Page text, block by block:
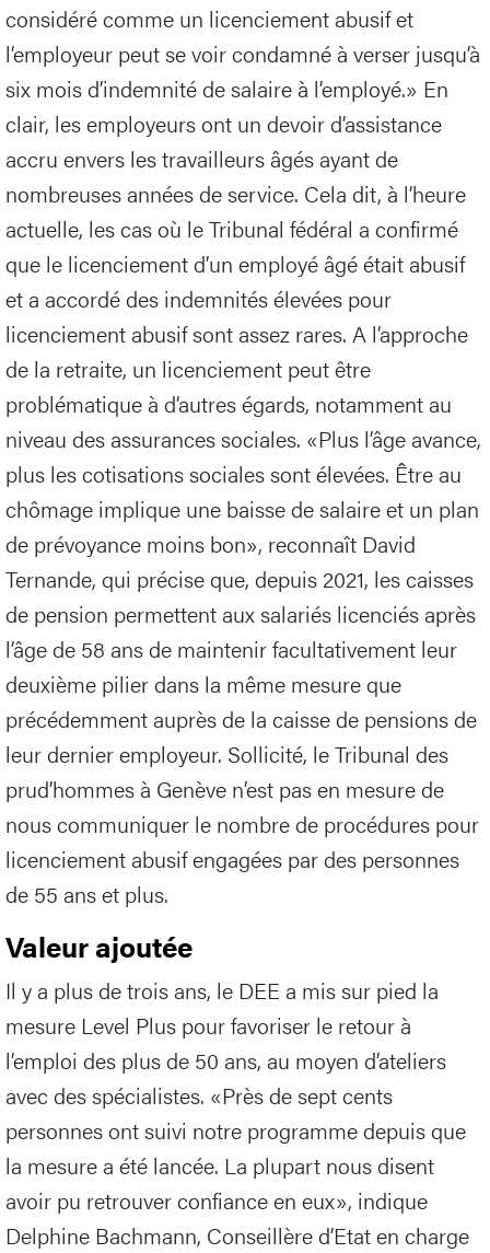
considéré comme un licenciement abusif et
l’employeur peut se voir condamné à verser jusqu’à
six mois d’indemnité de salaire à l’employé.» En
clair, les employeurs ont un devoir d’assistance
accru envers les travailleurs âgés ayant de
nombreuses années de service. Cela dit, à l’heure
actuelle, les cas où le Tribunal fédéral a confirmé
que le licenciement d’un employé âgé était abusif
et a accordé des indemnités élevées pour
licenciement abusif sont assez rares. A l’approche
de la retraite, un licenciement peut être
problématique à d’autres égards, notamment au
niveau des assurances sociales. «Plus l’âge avance,
plus les cotisations sociales sont élevées. Être au
chômage implique une baisse de salaire et un plan
de prévoyance moins bon», reconnaît David
Ternande, qui précise que, depuis 2021, les caisses
de pension permettent aux salariés licenciés après
l’âge de 58 ans de maintenir facultativement leur
deuxième pilier dans la même mesure que
précédemment auprès de la caisse de pensions de
leur dernier employeur. Sollicité, le Tribunal des
prud’hommes à Genève n’est pas en mesure de
nous communiquer le nombre de procédures pour
licenciement abusif engagées par des personnes
de 55 ans et plus.
Valeur ajoutée
Il y a plus de trois ans, le DEE a mis sur pied la
mesure Level Plus pour favoriser le retour à
l’emploi des plus de 50 ans, au moyen d’ateliers
avec des spécialistes. «Près de sept cents
personnes ont suivi notre programme depuis que
la mesure a été lancée. La plupart nous disent
avoir pu retrouver confiance en eux», indique
Delphine Bachmann, Conseillère d’Etat en charge